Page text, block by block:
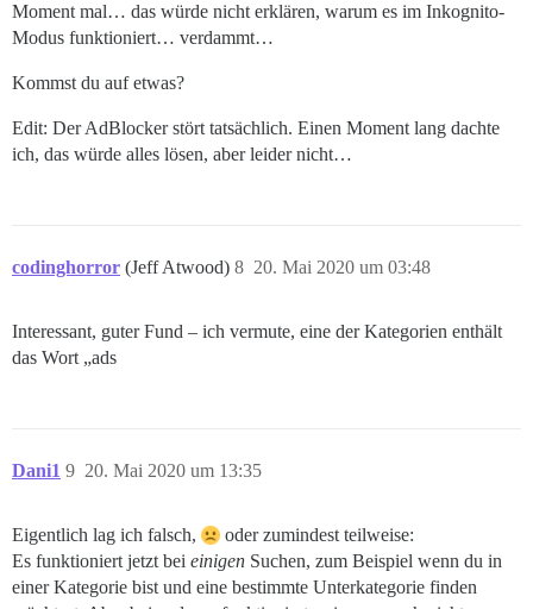
Moment mal… das würde nicht erklären, warum es im Inkognito-
Modus funktioniert… verdammt…
Kommst du auf etwas?
Edit: Der AdBlocker stört tatsächlich. Einen Moment lang dachte
ich, das würde alles lösen, aber leider nicht…
codinghorror (Jeff Atwood) 20. Mai 2020 um 03:48
8
Interessant, guter Fund – ich vermute, eine der Kategorien enthält
das Wort „ads
Dani1 20. Mai 2020 um 13:35
9
Eigentlich lag ich falsch,
oder zumindest teilweise:
Es funktioniert jetzt bei einigen Suchen, zum Beispiel wenn du in
einer Kategorie bist und eine bestimmte Unterkategorie finden